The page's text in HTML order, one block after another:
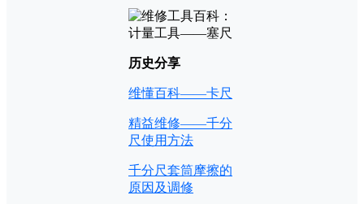
历史分享
维懂百科——卡尺
精益维修——千分
尺使用方法
千分尺套筒摩擦的
原因及调修